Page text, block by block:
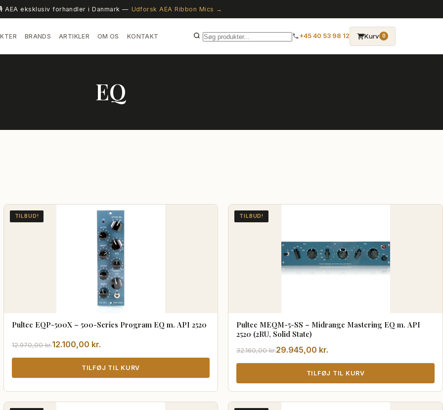
AEA eksklusiv forhandler i Danmark — Udforsk AEA Ribbon Mics →
BRANDS ARTIKLER OM OS KONTAKT +45 40 53 98 12 Kurv 0
EQ
Pultec EQP-500X – 500-Series Program EQ m. API 2520
TILBUD!
12.970,00kr.
Den
oprindelige
var:
12.970,00 kr..
12.100,00 kr.
Den
aktuelle
er:
12.100,00 kr..
TILFØJ TIL KURV
Pultec MEQM-5-SS – Midrange Mastering EQ m. API
2520 (2RU, Solid State)
TILBUD!
32.160,00kr.
Den
oprindelige
var:
29.945,00 kr.
Den
aktuelle
er:
TILFØJ TIL KURV